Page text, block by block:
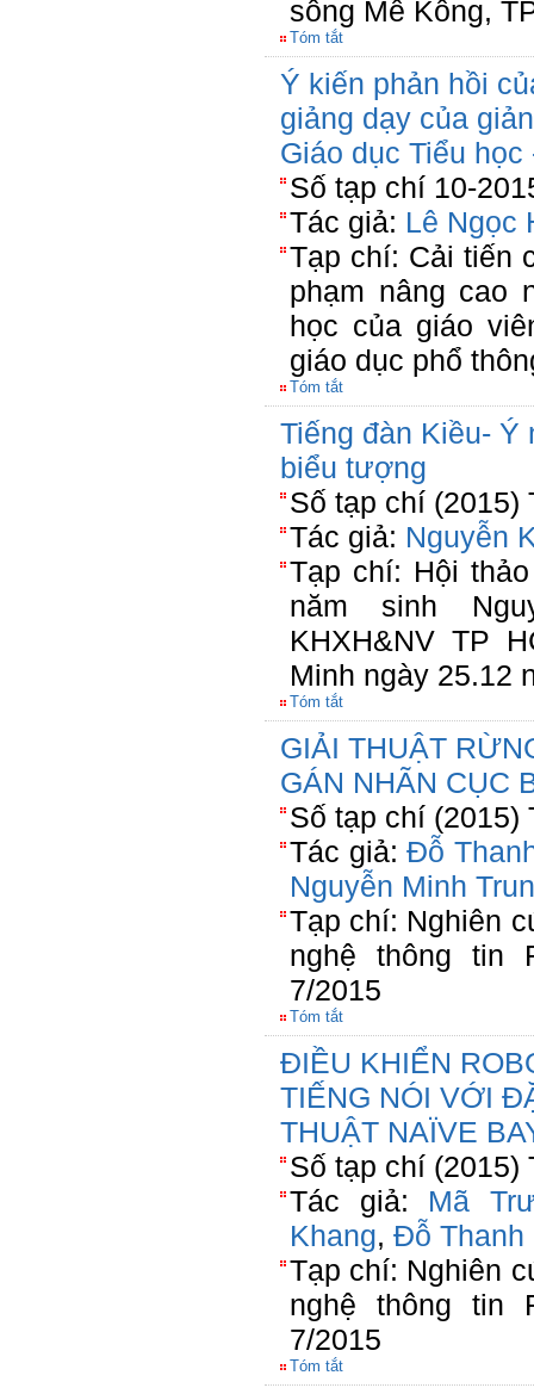
sông Mê Kông,
Tóm tắt
Ý kiến phản hồi
giảng dạy của
Giáo dục Tiểu
Số tạp chí 10-
Tác giả: Lê Ngọc
Tạp chí: Cải tiến
phạm nâng cao
học của giáo
giáo dục phổ
Tóm tắt
Tiếng đàn Kiều- Ý
biểu tượng
Số tạp chí (2015)
Tác giả: Nguyễn
Tạp chí: Hội
năm sinh
KHXH&NV TP
Minh ngày 25.12
Tóm tắt
GIẢI THUẬT
GÁN NHÃN CỤC
Số tạp chí (2015)
Tác giả:Đỗ
Nguyễn Minh
Tạp chí: Nghiên
nghệ thông tin
7/2015
Tóm tắt
ĐIỀU KHIỂN
TIẾNG NÓI VỚI
THUẬT NAÏVE
Số tạp chí (2015)
Tác giả: Mã
Khang, Đỗ Thanh
Tạp chí: Nghiên
nghệ thông tin
7/2015
Tóm tắt